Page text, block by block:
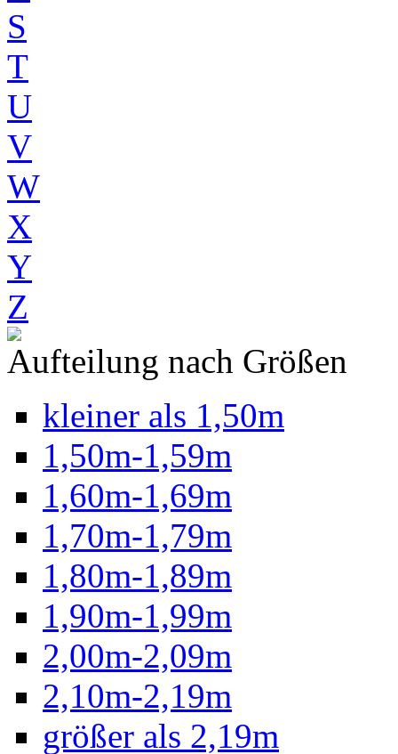
S
T
U
V
W
X
Y
Z
Aufteilung nach Größen
kleiner als 1,50m
1,50m-1,59m
1,60m-1,69m
1,70m-1,79m
1,80m-1,89m
1,90m-1,99m
2,00m-2,09m
2,10m-2,19m
größer als 2,19m